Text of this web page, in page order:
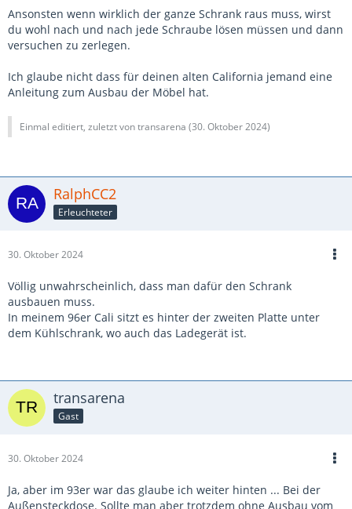
Ansonsten wenn wirklich der ganze Schrank raus muss, wirst
du wohl nach und nach jede Schraube lösen müssen und dann
versuchen zu zerlegen.
Ich glaube nicht dass für deinen alten California jemand eine
Anleitung zum Ausbau der Möbel hat.
Einmal editiert, zuletzt von transarena (30. Oktober 2024)
RalphCC2
Erleuchteter
30. Oktober 2024
Völlig unwahrscheinlich, dass man dafür den Schrank
ausbauen muss.
In meinem 96er Cali sitzt es hinter der zweiten Platte unter
dem Kühlschrank, wo auch das Ladegerät ist.
transarena
Gast
30. Oktober 2024
Ja, aber im 93er war das glaube ich weiter hinten ... Bei der
Außensteckdose. Sollte man aber trotzdem ohne Ausbau vom